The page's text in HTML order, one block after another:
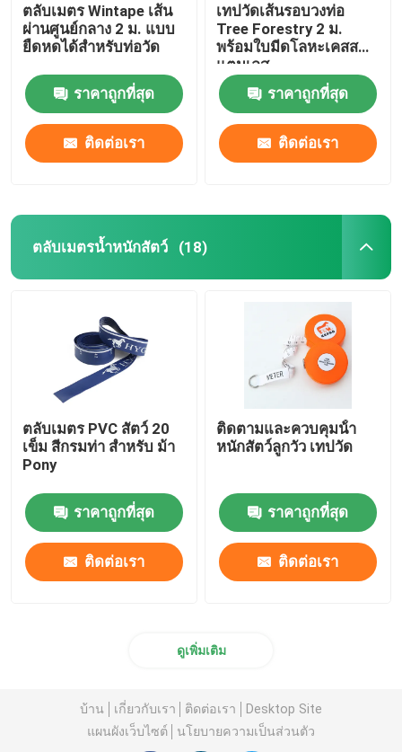
ตลับเมตร Wintape เส้น
ผ่านศูนย์กลาง 2 ม. แบบ
ยืดหดได้สำหรับท่อวัด
ราคาถูกที่สุด
ติดต่อเรา
เทปวัดเส้นรอบวงท่อ
Tree Forestry 2 ม.
พร้อมใบมีดโลหะเคสส
แตนเลส
ราคาถูกที่สุด
ติดต่อเรา
ตลับเมตรน้ำหนักสัตว์ (18)
ตลับเมตร PVC สัตว์ 20
เข็ม สีกรมท่า สำหรับ ม้า
Pony
ราคาถูกที่สุด
ติดต่อเรา
ติดตามและควบคุมน้ํา
หนักสัตว์ลูกวัว เทปวัด
ราคาถูกที่สุด
ติดต่อเรา
ดูเพิ่มเติม
บ้าน เกี่ยวกับเรา ติดต่อเรา
Desktop Site
แผนผังเว็บไซต์
นโยบายความเป็นส่วนตัว